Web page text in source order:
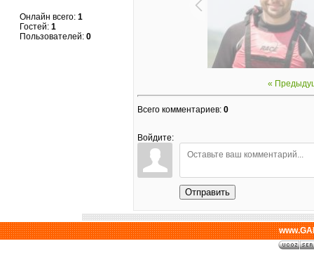
Онлайн всего: 1
Гостей: 1
Пользователей: 0
«
Всего комментариев: 0
Войдите:
Отправить